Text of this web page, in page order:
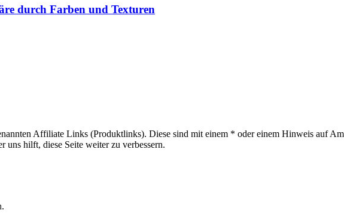
durch Farben und Texturen
Affiliate Links (Produktlinks). Diese sind mit einem * oder einem Hinweis auf
hilft, diese Seite weiter zu verbessern.